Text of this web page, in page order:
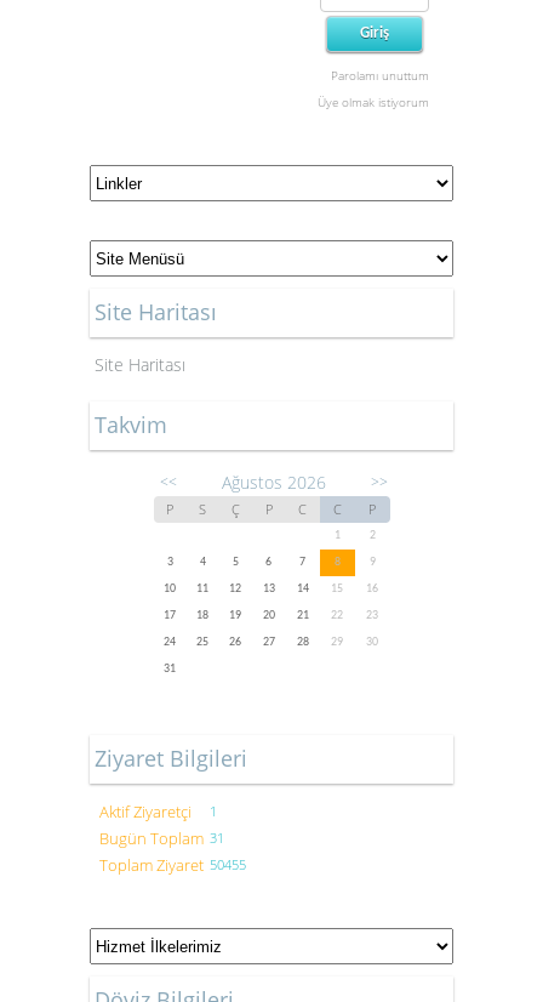
Parolamı unuttum
Üye olmak istiyorum
Site Haritası
Site Haritası
Takvim
<< Ağustos 2026 >>
P S Ç P C C P
1
2
3
4 5 6 7 8
9
10
11 12 13 14 15
16
17
18 19 20 21 22
23
24
25 26 27 28 29
30
31
Ziyaret Bilgileri
Aktif Ziyaretçi 1
Bugün Toplam 31
Toplam Ziyaret 50455